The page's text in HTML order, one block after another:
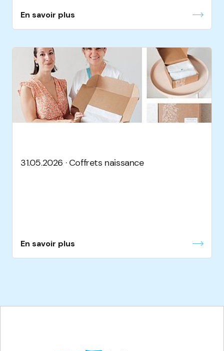
En savoir plus
31.05.2026 · Coffrets naissance
En savoir plus